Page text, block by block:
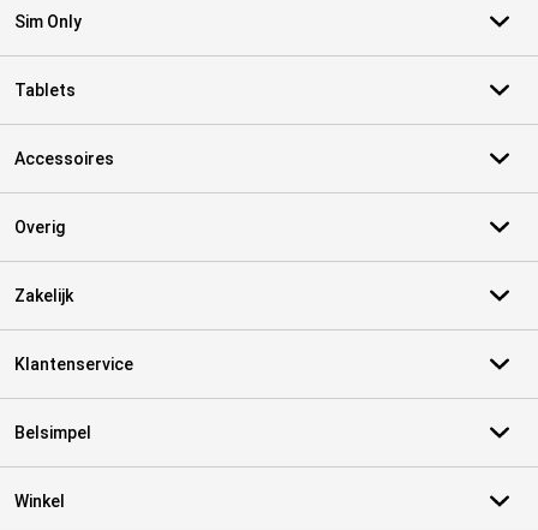
Sim Only
Tablets
Accessoires
Overig
Zakelijk
Klantenservice
Belsimpel
Winkel